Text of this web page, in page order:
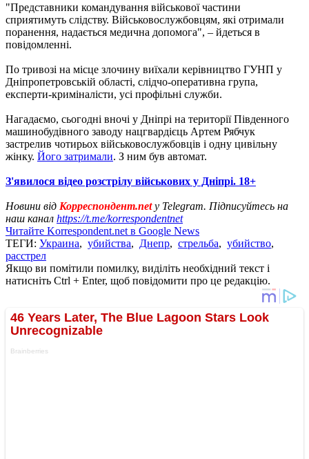
"Представники командування військової частини
сприятимуть слідству. Військовослужбовцям, які отримали
поранення, надається медична допомога", – йдеться в
повідомленні.
По тривозі на місце злочину виїхали керівництво ГУНП у
Дніпропетровській області, слідчо-оперативна група,
експерти-криміналісти, усі профільні служби.
Нагадаємо, сьогодні вночі у Дніпрі на території Південного
машинобудівного заводу нацгвардієць Артем Рябчук
застрелив чотирьох військовослужбовців і одну цивільну
жінку. Його затримали. З ним був автомат.
З'явилося відео розстрілу військових у Дніпрі. 18+
Новини від Корреспондент.netу Telegram. Підписуйтесь на
наш канал https://t.me/korrespondentnet
Читайте Korrespondent.net в Google News
ТЕГИ: Украина, убийства, Днепр, стрельба, убийство,
расстрел
Якщо ви помітили помилку, виділіть необхідний текст і
натисніть Ctrl + Enter, щоб повідомити про це редакцію.